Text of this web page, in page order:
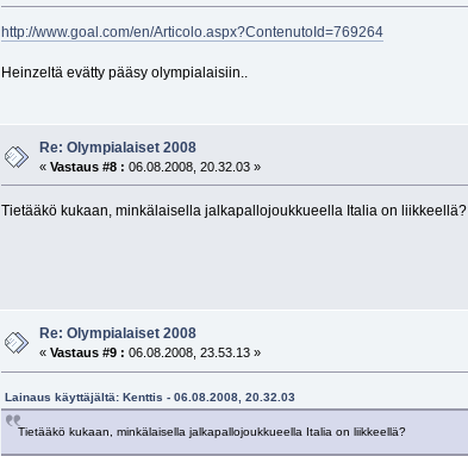
http://www.goal.com/en/Articolo.aspx?ContenutoId=769264
Heinzeltä evätty pääsy olympialaisiin..
Re: Olympialaiset 2008
«Vastaus #8 : 06.08.2008, 20.32.03 »
Tietääkö kukaan, minkälaisella jalkapallojoukkueella Italia on liikkeellä?
Re: Olympialaiset 2008
«Vastaus #9 : 06.08.2008, 23.53.13 »
Lainaus käyttäjältä: Kenttis - 06.08.2008, 20.32.03
Tietääkö kukaan, minkälaisella jalkapallojoukkueella Italia on liikkeellä?